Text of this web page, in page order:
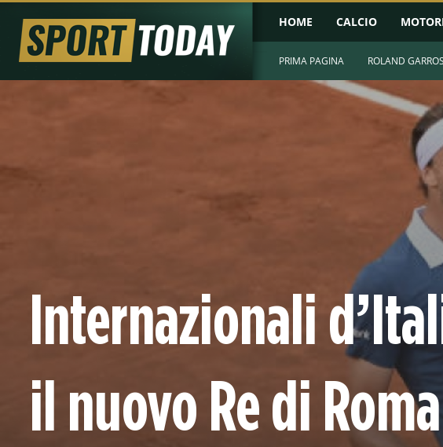
HOME CALCIO
PRIMA PAGINA ROLAND GARROS
Internazionali
il nuovo Re di Roma